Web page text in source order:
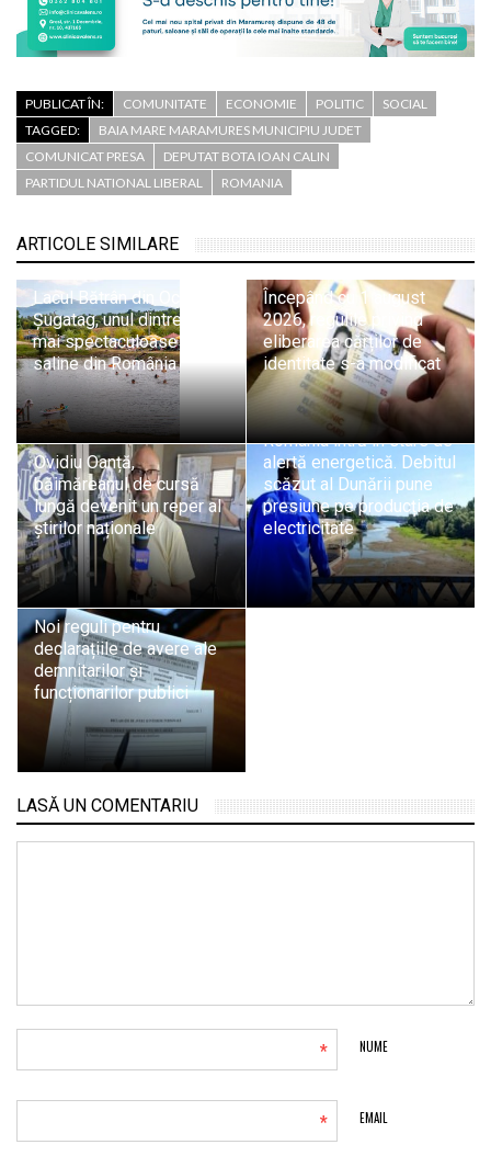
PUBLICAT ÎN: COMUNITATE ECONOMIE POLITIC
SOCIAL
TAGGED:
BAIA MARE MARAMURES MUNICIPIU JUDET
COMUNICAT PRESA
DEPUTAT BOTA IOAN CALIN
PARTIDUL NATIONAL LIBERAL
ROMANIA
ARTICOLE SIMILARE
Lacul Bătrân din Ocna
Șugatag, unul dintre cele
mai spectaculoase lacuri
saline din România
Începând cu 1 august
2026, regulile privind
eliberarea cărților de
identitate s-a modificat
Ovidiu Oanță,
băimăreanul de cursă
lungă devenit un reper al
știrilor naționale
România intră în stare de
alertă energetică. Debitul
scăzut al Dunării pune
presiune pe producția de
electricitate
Noi reguli pentru
declarațiile de avere ale
demnitarilor și
funcționarilor publici
LASĂ UN COMENTARIU
NUME
*
EMAIL
*